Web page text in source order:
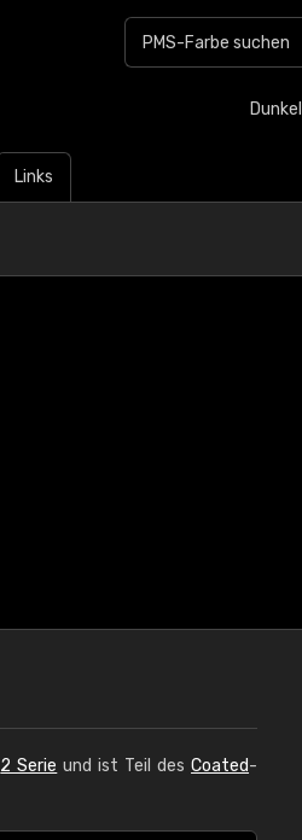
Dunkel
Links
2 Serie und ist Teil desCoated-